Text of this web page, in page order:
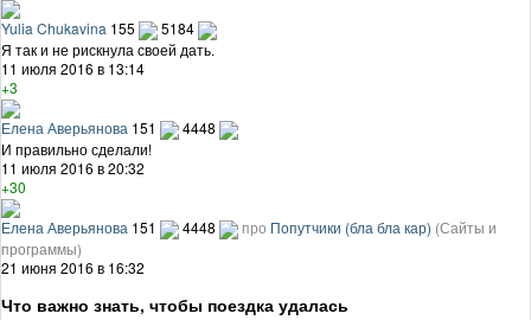
Yulia Chukavina 155
5184
Я так и не рискнула своей дать.
11 июля 2016 в 13:14
+3
Елена Аверьянова 151
4448
И правильно сделали!
11 июля 2016 в 20:32
+30
Елена Аверьянова 151 4448 про Попутчики (бла бла кар) (Сайты и
программы)
21 июня 2016 в 16:32
Что важно знать, чтобы поездка удалась